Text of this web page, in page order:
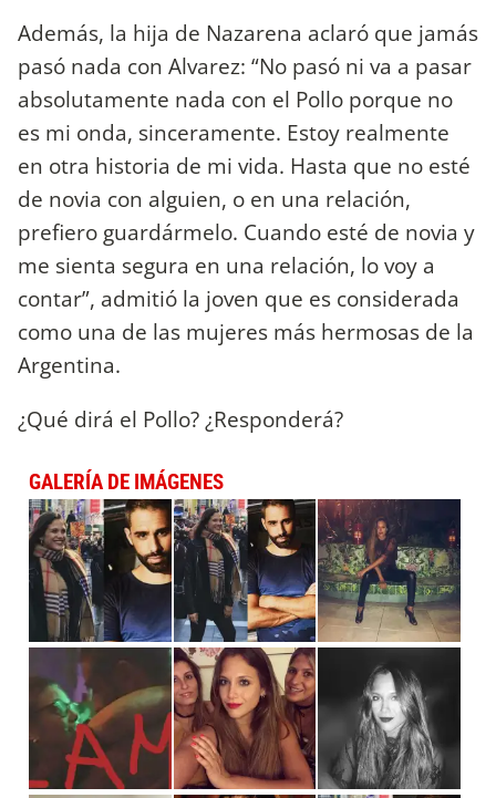
Además, la hija de Nazarena aclaró que jamás
pasó nada con Alvarez: “No pasó ni va a pasar
absolutamente nada con el Pollo porque no
es mi onda, sinceramente. Estoy realmente
en otra historia de mi vida. Hasta que no esté
de novia con alguien, o en una relación,
prefiero guardármelo. Cuando esté de novia y
me sienta segura en una relación, lo voy a
contar”, admitió la joven que es considerada
como una de las mujeres más hermosas de la
Argentina.
¿Qué dirá el Pollo? ¿Responderá?
GALERÍA DE IMÁGENES